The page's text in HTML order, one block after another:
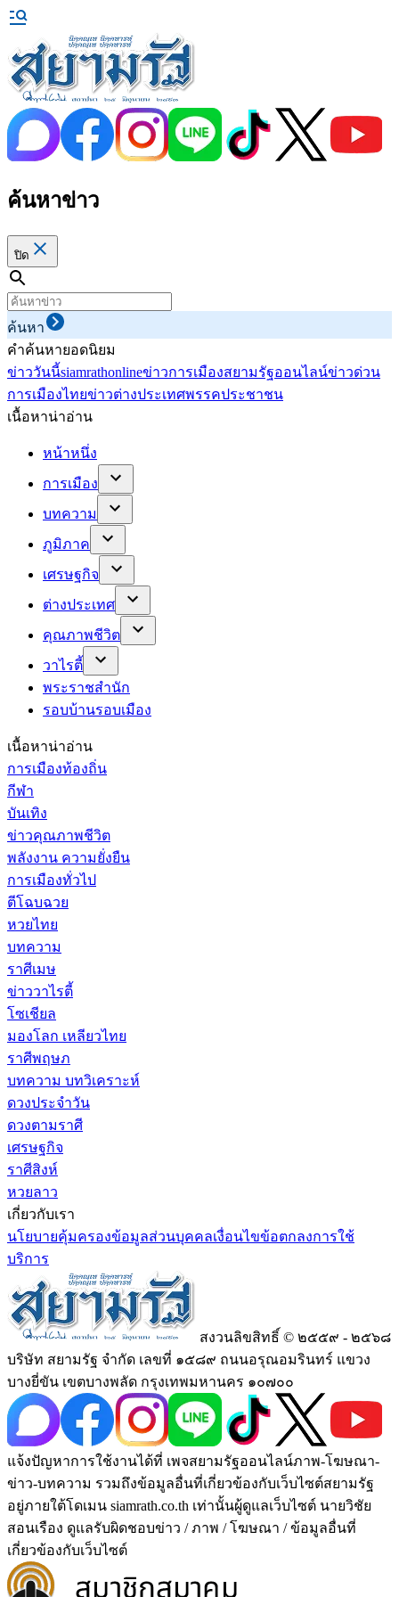
ค้นหาข่าว
ปิด
ค้นหา
คำค้นหายอดนิยม
ข่าววันนี้siamrathonlineข่าวการเมืองสยามรัฐออนไลน์ข่าวด่วน
การเมืองไทยข่าวต่างประเทศพรรคประชาชน
เนื้อหาน่าอ่าน
หน้าหนึ่ง
การเมือง
บทความ
ภูมิภาค
เศรษฐกิจ
ต่างประเทศ
คุณภาพชีวิต
วาไรตี้
พระราชสำนัก
รอบบ้านรอบเมือง
เนื้อหาน่าอ่าน
การเมืองท้องถิ่น
กีฬา
บันเทิง
ข่าวคุณภาพชีวิต
พลังงาน ความยั่งยืน
การเมืองทั่วไป
ตีโฉบฉวย
หวยไทย
บทความ
ราศีเมษ
ข่าววาไรตี้
โซเชียล
มองโลก เหลียวไทย
ราศีพฤษภ
บทความ บทวิเคราะห์
ดวงประจำวัน
ดวงตามราศี
เศรษฐกิจ
ราศีสิงห์
หวยลาว
เกี่ยวกับเรา
นโยบายคุ้มครองข้อมูลส่วนบุคคลเงื่อนไขข้อตกลงการใช้
บริการ
สงวนลิขสิทธิ์ © ๒๕๕๙ - ๒๕๖๘
บริษัท สยามรัฐ จำกัด เลขที่ ๑๕๘๙ ถนนอรุณอมรินทร์ แขวง
บางยี่ขัน เขตบางพลัด กรุงเทพมหานคร ๑๐๗๐๐
แจ้งปัญหาการใช้งานได้ที่ เพจสยามรัฐออนไลน์ภาพ-โฆษณา-
ข่าว-บทความ รวมถึงข้อมูลอื่นที่เกี่ยวข้องกับเว็บไซต์สยามรัฐ
อยู่ภายใต้โดเมน siamrath.co.th เท่านั้นผู้ดูแลเว็บไซต์ นายวิชัย
สอนเรือง ดูแลรับผิดชอบข่าว / ภาพ / โฆษณา / ข้อมูลอื่นที่
เกี่ยวข้องกับเว็บไซต์